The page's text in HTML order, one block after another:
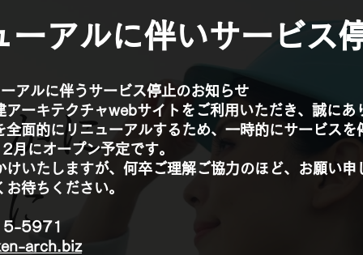
に
ーアルに伴いサービス
アルに伴うサービス停止のお知らせ
アーキテクチャwebサイトをご利用いただき、誠にあ
全面的にリニューアルするため、一時的にサービスを
月にオープン予定です。
けいたしますが、何卒ご理解ご協力のほど、お願い申
待ちください。
5971
arch.biz